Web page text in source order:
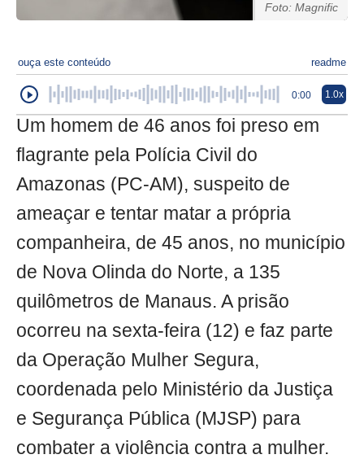
Foto: Magnific
ouça este conteúdo readme
0:00 1.0x
Um homem de 46 anos foi preso em
flagrante pela Polícia Civil do
Amazonas (PC-AM), suspeito de
ameaçar e tentar matar a própria
companheira, de 45 anos, no município
de Nova Olinda do Norte, a 135
quilômetros de Manaus. A prisão
ocorreu na sexta-feira (12) e faz parte
da Operação Mulher Segura,
coordenada pelo Ministério da Justiça
e Segurança Pública (MJSP) para
combater a violência contra a mulher.